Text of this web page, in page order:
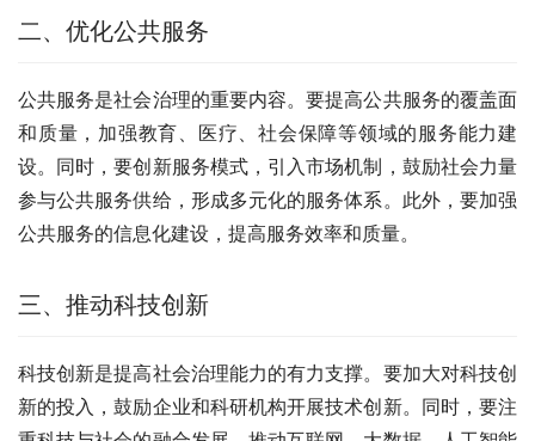
二、优化公共服务
公共服务是社会治理的重要内容。要提高公共服务的覆盖面
和质量，加强教育、医疗、社会保障等领域的服务能力建
设。同时，要创新服务模式，引入市场机制，鼓励社会力量
参与公共服务供给，形成多元化的服务体系。此外，要加强
公共服务的信息化建设，提高服务效率和质量。
三、推动科技创新
科技创新是提高社会治理能力的有力支撑。要加大对科技创
新的投入，鼓励企业和科研机构开展技术创新。同时，要注